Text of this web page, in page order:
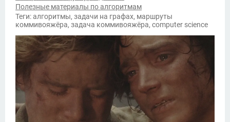
Полезные материалы по алгоритмам
Теги: алгоритмы, задачи на графах, маршруты
коммивояжёра, задача коммивояжёра, computer science